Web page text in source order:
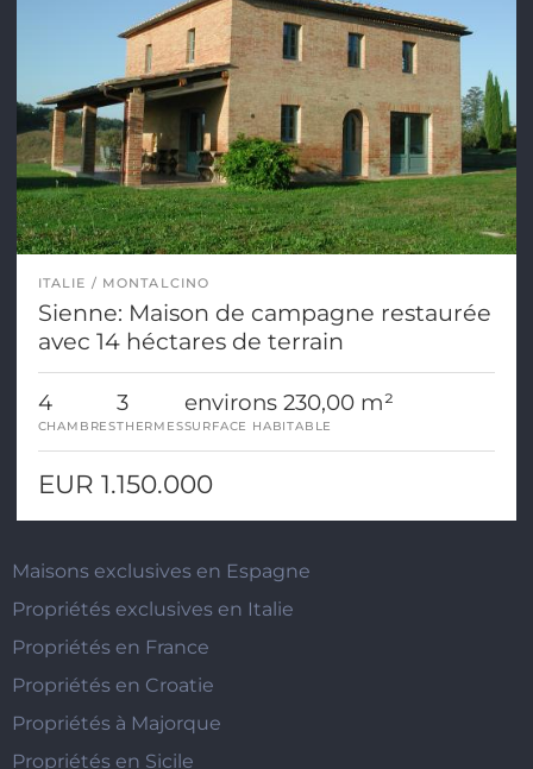
ITALIE MONTALCINO
Sienne: Maison de campagne restaurée
avec 14 héctares de terrain
4
CHAMBRES
3
THERMES
environs 230,00 m²
SURFACE HABITABLE
EUR 1.150.000
Maisons exclusives en Espagne
Propriétés exclusives en Italie
Propriétés en France
Propriétés en Croatie
Propriétés à Majorque
Propriétés en Sicile